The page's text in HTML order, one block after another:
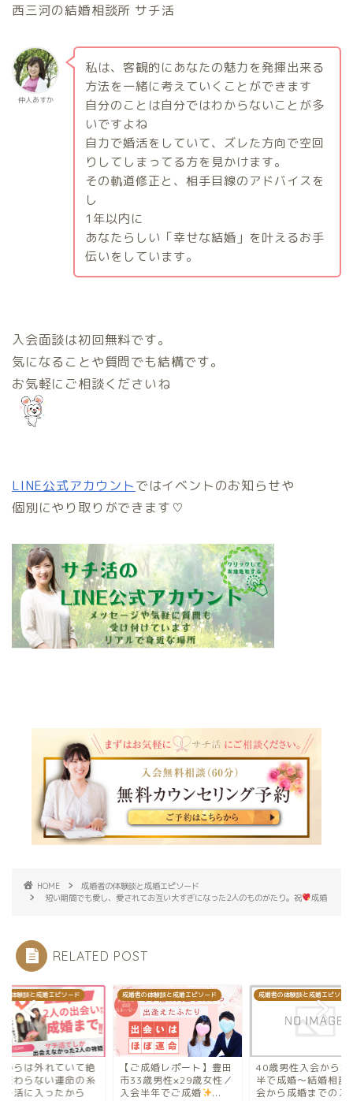
西三河の結婚相談所 サチ活
仲人あすか
私は、客観的にあなたの魅力を発揮出来る
方法を一緒に考えていくことができます
自分のことは自分ではわからないことが多
いですよね
自力で婚活をしていて、ズレた方向で空回
りしてしまってる方を見かけます。
その軌道修正と、相手目線のアドバイスを
し
1 年以内に
あなたらしい「幸せな結婚」を叶えるお手
伝いをしています。
入会面談は初回無料です。
気になることや質問でも結構です。
お気軽にご相談くださいね
LINE公式アカウントではイベントのお知らせや
個別にやり取りができます♡
HOME
成婚者の体験談と成婚エピソード
短い期間でも愛し、愛されてお互い大すぎになった2人のものがたり。祝
成婚
RELATED POST
絶
糸
成婚者の体験談と成婚エピソード
【ご成婚レポート】豊田
市33歳男性×29歳女性／
入会半年でご成婚
...
成婚者の体験談と成婚エピソード
40歳男性入会から3か月
半で成婚～結婚相談所入
会から成婚までのスト...
成婚者の体
条件か
対に交
はサチ